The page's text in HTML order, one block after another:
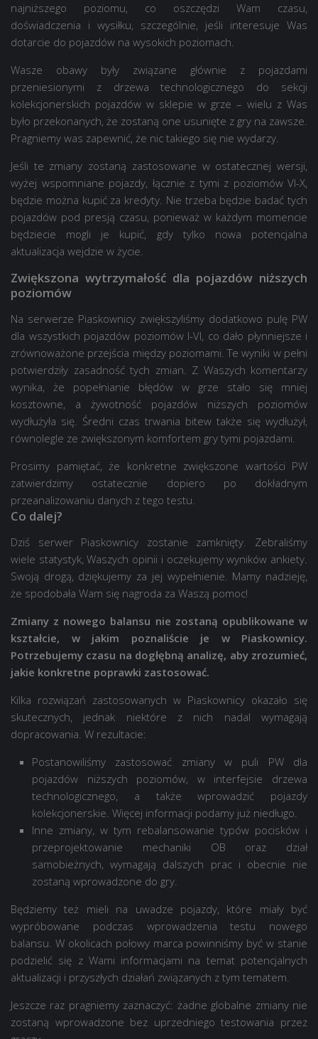
najniższego poziomu, co oszczędzi Wam czasu,
doświadczenia i wysiłku, szczególnie, jeśli interesuje Was
dotarcie do pojazdów na wysokich poziomach.
Wasze obawy były związane głównie z pojazdami
przeniesionymi z drzewa technologicznego do sekcji
kolekcjonerskich pojazdów w sklepie w grze – wielu z Was
było przekonanych, że zostaną one usunięte z gry na zawsze.
Pragniemy was zapewnić, że nic takiego się nie wydarzy.
Jeśli te zmiany zostaną zastosowane w ostatecznej wersji,
wyżej wspomniane pojazdy, łącznie z tymi z poziomów VI-X,
będzie można kupić za kredyty. Nie trzeba będzie badać tych
pojazdów pod presją czasu, ponieważ w każdym momencie
będziecie mogli je kupić, gdy tylko nowa potencjalna
aktualizacja wejdzie w życie.
Zwiększona wytrzymałość dla pojazdów niższych
poziomów
Na serwerze Piaskownicy zwiększyliśmy dodatkowo pulę PW
dla wszystkich pojazdów poziomów I-VI, co dało płynniejsze i
zrównoważone przejścia między poziomami. Te wyniki w pełni
potwierdziły zasadność tych zmian. Z Waszych komentarzy
wynika, że popełnianie błędów w grze stało się mniej
kosztowne, a żywotność pojazdów niższych poziomów
wydłużyła się. Średni czas trwania bitew także się wydłużył,
równolegle ze zwiększonym komfortem gry tymi pojazdami.
Prosimy pamiętać, że konkretne zwiększone wartości PW
zatwierdzimy ostatecznie dopiero po dokładnym
przeanalizowaniu danych z tego testu.
Co dalej?
Dziś serwer Piaskownicy zostanie zamknięty. Zebraliśmy
wiele statystyk, Waszych opinii i oczekujemy wyników ankiety.
Swoją drogą, dziękujemy za jej wypełnienie. Mamy nadzieję,
że spodobała Wam się nagroda za Waszą pomoc!
Zmiany z nowego balansu nie zostaną opublikowane w
kształcie, w jakim poznaliście je w Piaskownicy.
Potrzebujemy czasu na dogłębną analizę, aby zrozumieć,
jakie konkretne poprawki zastosować.
Kilka rozwiązań zastosowanych w Piaskownicy okazało się
skutecznych, jednak niektóre z nich nadal wymagają
dopracowania. W rezultacie:
Postanowiliśmy zastosować zmiany w puli PW dla
pojazdów niższych poziomów, w interfejsie drzewa
technologicznego, a także wprowadzić pojazdy
kolekcjonerskie. Więcej informacji podamy już niedługo.
Inne zmiany, w tym rebalansowanie typów pocisków i
przeprojektowanie mechaniki OB oraz dział
samobieżnych, wymagają dalszych prac i obecnie nie
zostaną wprowadzone do gry.
Będziemy też mieli na uwadze pojazdy, które miały być
wypróbowane podczas wprowadzenia testu nowego
balansu. W okolicach połowy marca powinniśmy być w stanie
podzielić się z Wami informacjami na temat potencjalnych
aktualizacji i przyszłych działań związanych z tym tematem.
Jeszcze raz pragniemy zaznaczyć: żadne globalne zmiany nie
zostaną wprowadzone bez uprzedniego testowania przez